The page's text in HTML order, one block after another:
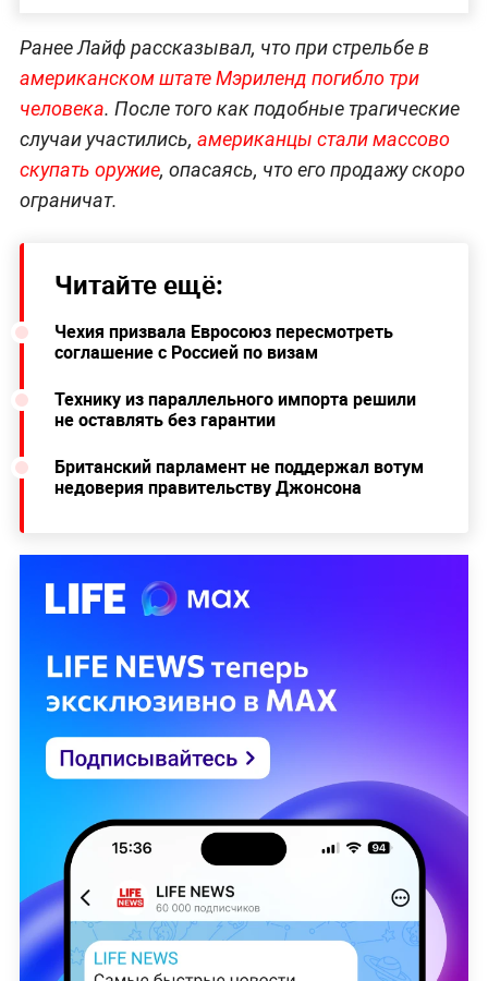
Ранее Лайф рассказывал, что при стрельбе в
американском штате Мэриленд погибло три
человека. После того как подобные трагические
случаи участились, американцы стали массово
скупать оружие, опасаясь, что его продажу скоро
ограничат.
Читайте ещё:
Чехия призвала Евросоюз пересмотреть
соглашение с Россией по визам
Технику из параллельного импорта решили
не оставлять без гарантии
Британский парламент не поддержал вотум
недоверия правительству Джонсона